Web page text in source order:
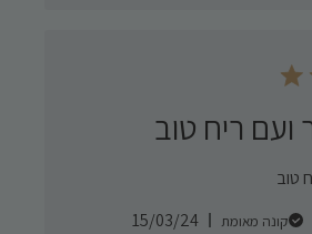
ועם ריח טוב
טוב
קונה מאומתPublished
15/03/24